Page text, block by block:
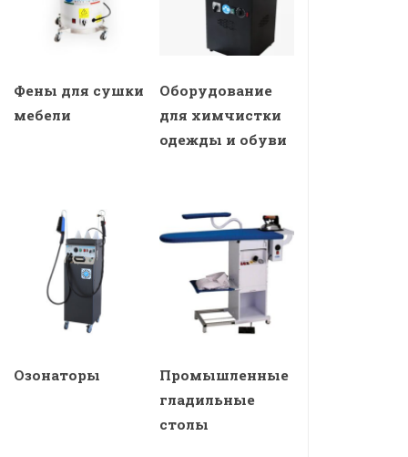
Фены для сушки
мебели
Оборудование
для химчистки
одежды и обуви
Озонаторы
Промышленные
гладильные
столы